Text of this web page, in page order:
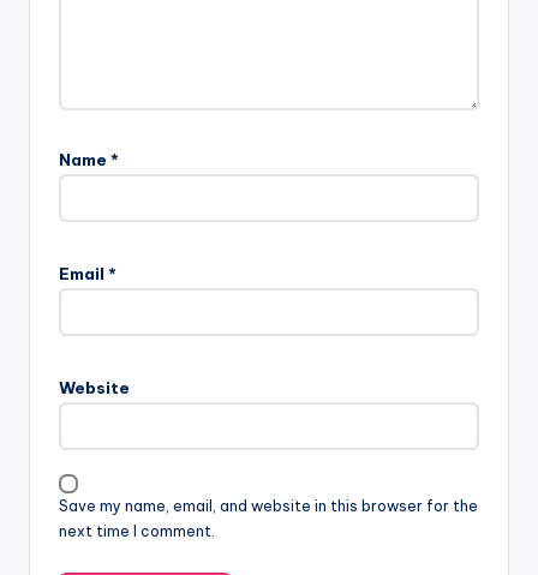
Name *
Email *
Website
Save my name, email, and website in this browser for the
next time I comment.